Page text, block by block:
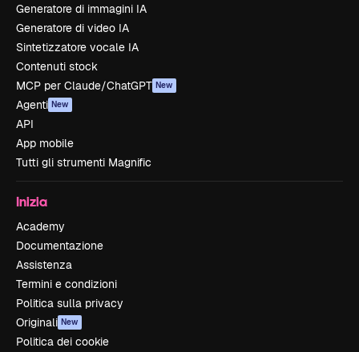
Generatore di immagini IA
Generatore di video IA
Sintetizzatore vocale IA
Contenuti stock
MCP per Claude/ChatGPT New
Agenti New
API
App mobile
Tutti gli strumenti Magnific
Inizia
Academy
Documentazione
Assistenza
Termini e condizioni
Politica sulla privacy
Originali New
Politica dei cookie